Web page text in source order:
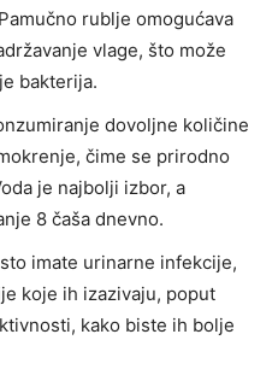
rublje omogućava
vlage, što može
bakterija.
dovoljne količine
čime se prirodno
je najbolji izbor, a
8 čaša dnevno.
imate urinarne infekcije,
koje ih izazivaju, poput
kako biste ih bolje